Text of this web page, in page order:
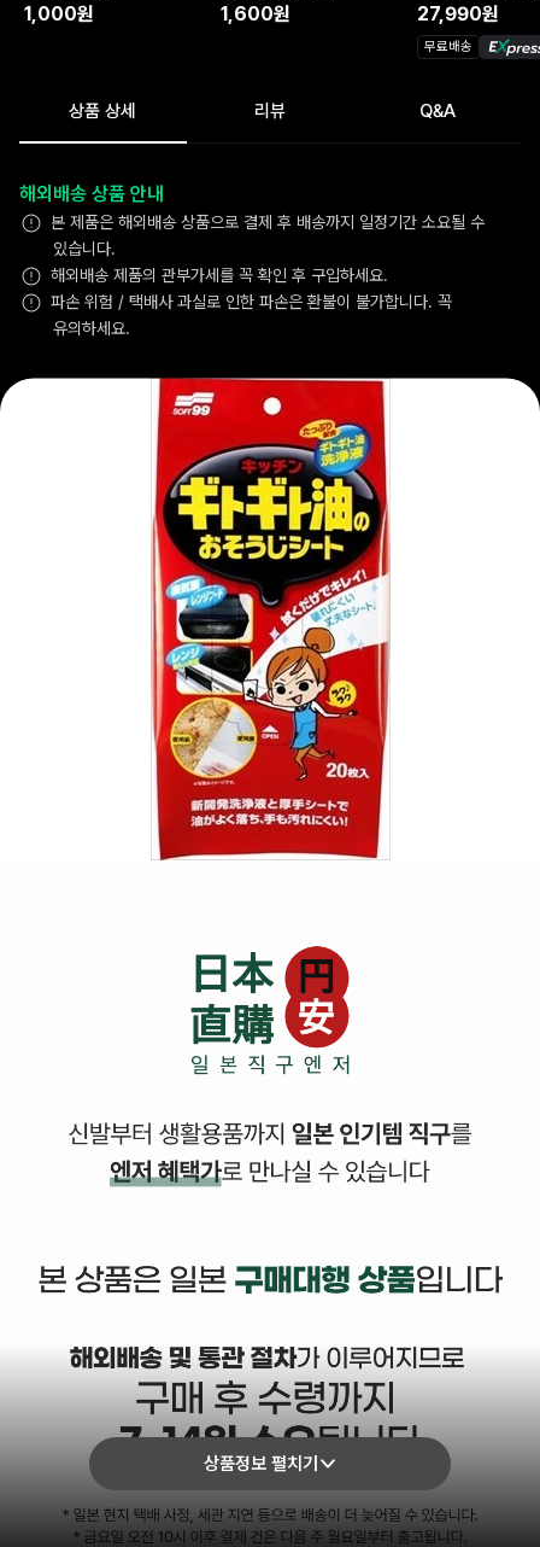
1,000원 1,600원
43.4m
27,990원
무료배송
상품 상세 리뷰 Q&A
해외배송 상품 안내
본 제품은 해외배송 상품으로 결제 후 배송까지 일정기간 소요될 수
있습니다.
해외배송 제품의 관부가세를 꼭 확인 후 구입하세요.
파손 위험 / 택배사 과실로 인한 파손은 환불이 불가합니다. 꼭
유의하세요.
상품정보 펼치기